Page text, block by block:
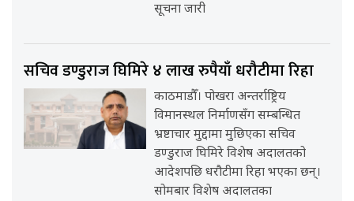
सूचना जारी
सचिव डण्डुराज घिमिरे ४ लाख रुपैयाँ धरौटीमा रिहा
काठमाडौँ। पोखरा अन्तर्राष्ट्रिय
विमानस्थल निर्माणसँग सम्बन्धित
भ्रष्टाचार मुद्दामा मुछिएका सचिव
डण्डुराज घिमिरे विशेष अदालतको
आदेशपछि धरौटीमा रिहा भएका छन्।
सोमबार विशेष अदालतका